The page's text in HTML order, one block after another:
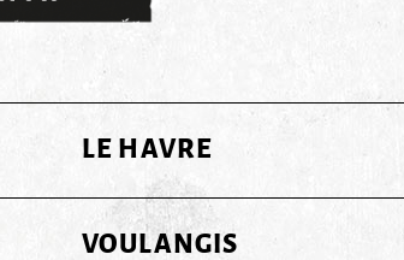
LE HAVRE
VOULANGIS